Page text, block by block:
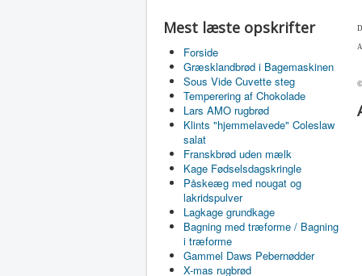
Mest læste opskrifter
Forside
Græsklandbrød i Bagemaskinen
Sous Vide Cuvette steg
Temperering af Chokolade
Lars AMO rugbrød
Klints "hjemmelavede" Coleslaw
salat
Franskbrød uden mælk
Kage Fødselsdagskringle
Påskeæg med nougat og
lakridspulver
Lagkage grundkage
Bagning med træforme / Bagning
i træforme
Gammel Daws Pebernødder
X-mas rugbrød